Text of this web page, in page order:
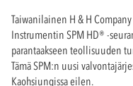
Taiwanilainen H & H
Instrumentin SPM HD® -
parantaakseen teollisuuden
Tämä SPM:n uusi
Kaohsiungissa eilen.